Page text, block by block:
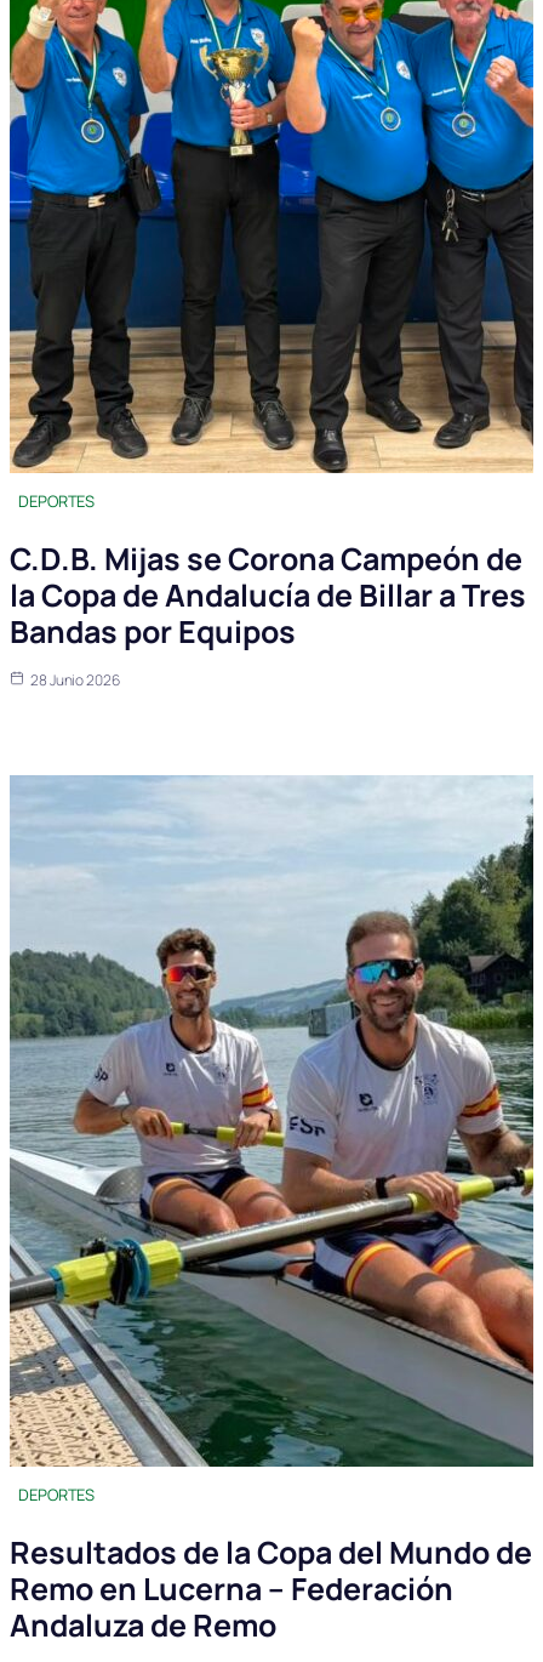
DEPORTES
C.D.B. Mijas se Corona Campeón de
la Copa de Andalucía de Billar a Tres
Bandas por Equipos
28 Junio 2026
DEPORTES
Resultados de la Copa del Mundo de
Remo en Lucerna – Federación
Andaluza de Remo